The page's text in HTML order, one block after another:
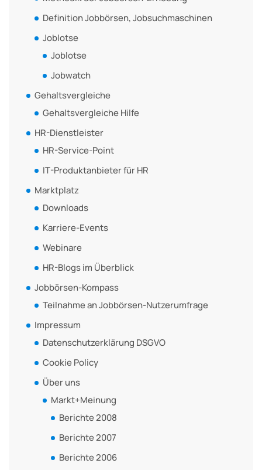
Definition Jobbörsen, Jobsuchmaschinen
Joblotse
Joblotse
Jobwatch
Gehaltsvergleiche
Gehaltsvergleiche Hilfe
HR-Dienstleister
HR-Service-Point
IT-Produktanbieter für HR
Marktplatz
Downloads
Karriere-Events
Webinare
HR-Blogs im Überblick
Jobbörsen-Kompass
Teilnahme an Jobbörsen-Nutzerumfrage
Impressum
Datenschutzerklärung DSGVO
Cookie Policy
Über uns
Markt+Meinung
Berichte 2008
Berichte 2007
Berichte 2006